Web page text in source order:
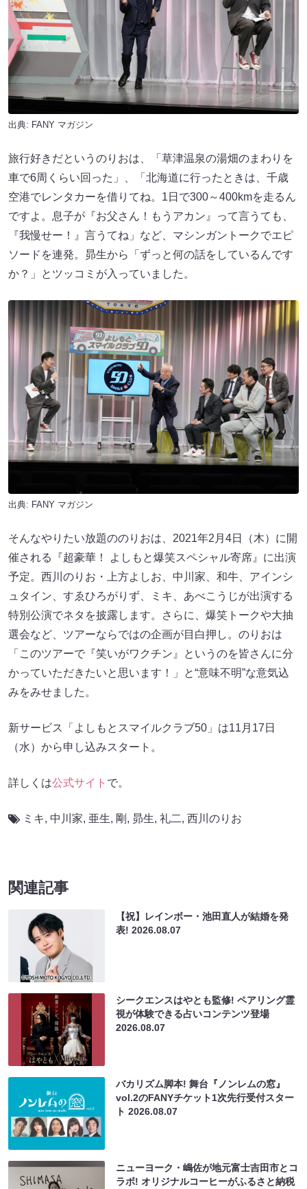
出典: FANY マガジン
旅行好きだというのりおは、「草津温泉の湯畑のまわりを
車で6周くらい回った」、「北海道に行ったときは、千歳
空港でレンタカーを借りてね。1日で300～400kmを走るん
ですよ。息子が『お父さん！もうアカン』って言うても、
『我慢せー！』言うてね」など、マシンガントークでエピ
ソードを連発。昴生から「ずっと何の話をしているんです
か？」とツッコミが入っていました。
出典: FANY マガジン
そんなやりたい放題ののりおは、2021年2月4日（木）に開
催される『超豪華！ よしもと爆笑スペシャル寄席』に出演
予定。西川のりお・上方よしお、中川家、和牛、アインシ
ュタイン、すゑひろがりず、ミキ、あべこうじが出演する
特別公演でネタを披露します。さらに、爆笑トークや大抽
選会など、ツアーならではの企画が目白押し。のりおは
「このツアーで『笑いがワクチン』というのを皆さんに分
かっていただきたいと思います！」と“意味不明”な意気込
みをみせました。
新サービス「よしもとスマイルクラブ50」は11月17日
（水）から申し込みスタート。
詳しくは公式サイト で。
ミキ, 中川家, 亜生, 剛 , 昴生, 礼二, 西川のりお
関連記事
【祝】レインボー・池田直人が結婚を発
表!2026.08.07
シークエンスはやとも監修! ペアリング霊
視が体験できる占いコンテンツ登場
2026.08.07
バカリズム脚本! 舞台『ノンレムの窓』
vol.2のFANYチケット1次先行受付スター
ト2026.08.07
ニューヨーク・嶋佐が地元富士吉田市とコ
ラボ! オリジナルコーヒーがふるさと納税